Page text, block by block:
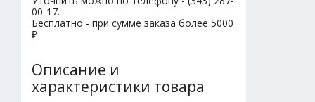
00-17.
Бесплатно - при сумме заказа более 5000
₽
Описание и
характеристики товара